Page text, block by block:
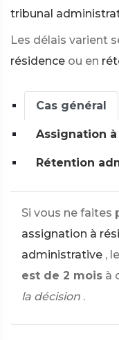
tribunal
Les délais varient
résidence ou en
Cas général
Assignation
Rétention
Si vous ne faites
assignation à
administrative ,
est de 2 mois à
la décision .